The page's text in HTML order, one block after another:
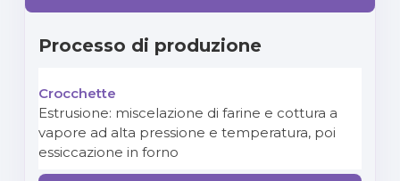
Processo di produzione
Estrusione: miscelazione di farine e cottura a
vapore ad alta pressione e temperatura, poi
essiccazione in forno